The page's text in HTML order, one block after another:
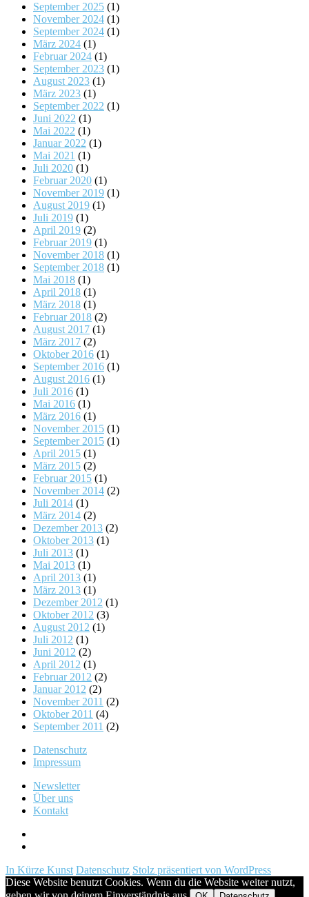
September 2025 (1)
November 2024 (1)
September 2024 (1)
März 2024 (1)
Februar 2024 (1)
September 2023 (1)
August 2023 (1)
März 2023 (1)
September 2022 (1)
Juni 2022 (1)
Mai 2022 (1)
Januar 2022 (1)
Mai 2021 (1)
Juli 2020 (1)
Februar 2020 (1)
November 2019 (1)
August 2019 (1)
Juli 2019 (1)
April 2019 (2)
Februar 2019 (1)
November 2018 (1)
September 2018 (1)
Mai 2018 (1)
April 2018 (1)
März 2018 (1)
Februar 2018 (2)
August 2017 (1)
März 2017 (2)
Oktober 2016 (1)
September 2016 (1)
August 2016 (1)
Juli 2016 (1)
Mai 2016 (1)
März 2016 (1)
November 2015 (1)
September 2015 (1)
April 2015 (1)
März 2015 (2)
Februar 2015 (1)
November 2014 (2)
Juli 2014 (1)
März 2014 (2)
Dezember 2013 (2)
Oktober 2013 (1)
Juli 2013 (1)
Mai 2013 (1)
April 2013 (1)
März 2013 (1)
Dezember 2012 (1)
Oktober 2012 (3)
August 2012 (1)
Juli 2012 (1)
Juni 2012 (2)
April 2012 (1)
Februar 2012 (2)
Januar 2012 (2)
November 2011 (2)
Oktober 2011 (4)
September 2011 (2)
Datenschutz
Impressum
Newsletter
Über uns
Kontakt
In Kürze Kunst Datenschutz Stolz präsentiert von WordPress
Diese Website benutzt Cookies. Wenn du die Website weiter nutzt,